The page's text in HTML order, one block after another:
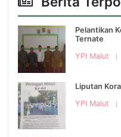
Pelantikan
Ternate
YPI Malut
Liputan
YPI Malut